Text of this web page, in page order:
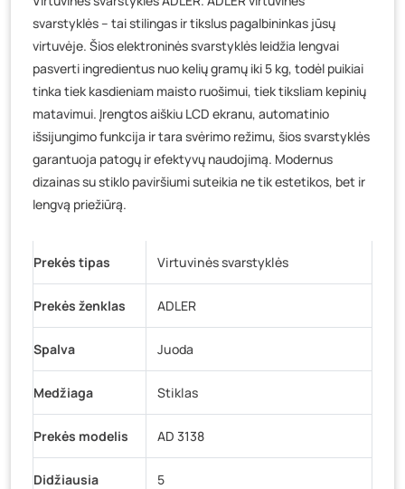
Vilniaus g. 89D, Ukmergė- 0 vienetų
K. Donelaičio g. 17, Rokiškis
- 0 vienetų
Šaltupės g. 64, Zarasai - 0 vienetų
svarstyklės – tai stilingas ir tikslus pagalbininkas jūsų
virtuvėje. Šios elektroninės svarstyklės leidžia lengvai
pasverti ingredientus nuo kelių gramų iki 5 kg, todėl puikiai
tinka tiek kasdieniam maisto ruošimui, tiek tiksliam kepinių
matavimui. Įrengtos aiškiu LCD ekranu, automatinio
išsijungimo funkcija ir tara svėrimo režimu, šios svarstyklės
garantuoja patogų ir efektyvų naudojimą. Modernus
dizainas su stiklo paviršiumi suteikia ne tik estetikos, bet ir
lengvą priežiūrą.
Prekės tipas Virtuvinės svarstyklės
Prekės ženklas ADLER
Spalva Juoda
Medžiaga Stiklas
Prekės modelis AD 3138
Didžiausia
5